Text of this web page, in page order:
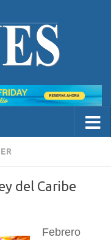
del Caribe
Febrero